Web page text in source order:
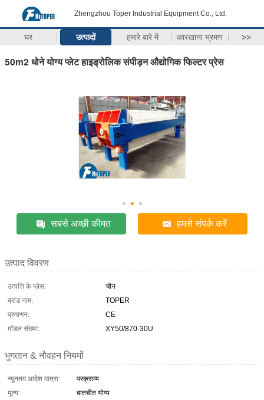
Zhengzhou Toper Industrial Equipment Co., Ltd.
घर उत्पादों हमारे बारे में कारखाना भ्रमण >>
50m2 धोने योग्य प्लेट हाइड्रोलिक संपीड़न औद्योगिक फिल्टर प्रेस
सबसे अच्छी कीमत हमसे संपर्क करें
उत्पाद विवरण
उत्पत्ति के प्लेस:
चीन
ब्रांड नाम:
TOPER
प्रमाणन:
CE
मॉडल संख्या:
XY50/870-30U
भुगतान & नौवहन नियमों
न्यूनतम आदेश मात्रा:
परक्राम्य
मूल्य:
बातचीत योग्य